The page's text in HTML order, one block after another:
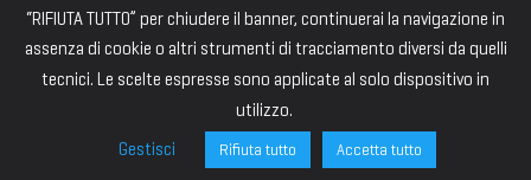
“RIFIUTA TUTTO” per chiudere il banner, continuerai la navigazione in
assenza di cookie o altri strumenti di tracciamento diversi da quelli
tecnici. Le scelte espresse sono applicate al solo dispositivo in
utilizzo.
Gestisci
Rifiuta tutto Accetta tutto